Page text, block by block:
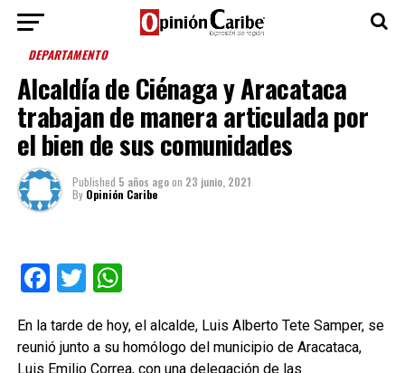
DEPARTAMENTO
Alcaldía de Ciénaga y Aracataca
trabajan de manera articulada por
el bien de sus comunidades
Published 5 años agoon 23 junio, 2021
By Opinión Caribe
Facebook
TwitterWhatsApp
En la tarde de hoy, el alcalde, Luis Alberto Tete Samper, se
reunió junto a su homólogo del municipio de Aracataca,
Luis Emilio Correa, con una delegación de las